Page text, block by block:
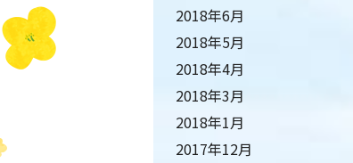
2018年6月
2018年5月
2018年4月
2018年3月
2018年1月
2017年12月